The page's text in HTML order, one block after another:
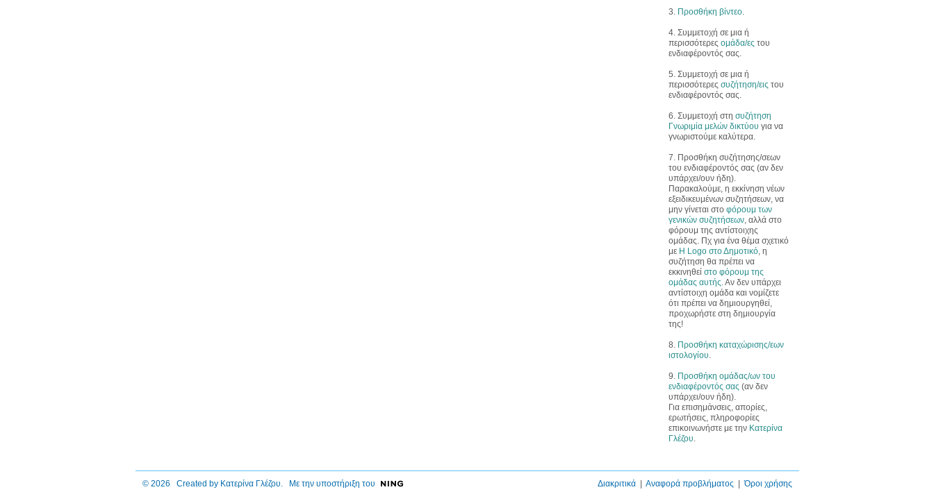
3. Προσθήκη βίντεο.
4. Συμμετοχή σε μια ή
περισσότερες ομάδα/ες του
ενδιαφέροντός σας.
5. Συμμετοχή σε μια ή
περισσότερες συζήτηση/εις του
ενδιαφέροντός σας.
6. Συμμετοχή στη συζήτηση
Γνωριμία μελών δικτύου για να
γνωριστούμε καλύτερα.
7. Προσθήκη συζήτησης/σεων
του ενδιαφέροντός σας (αν δεν
υπάρχει/ουν ήδη).
Παρακαλούμε, η εκκίνηση νέων
εξειδικευμένων συζητήσεων, να
μην γίνεται στο φόρουμ των
γενικών συζητήσεων, αλλά στο
φόρουμ της αντίστοιχης
ομάδας. Πχ για ένα θέμα σχετικό
με Η Logo στο Δημοτικό, η
συζήτηση θα πρέπει να
εκκινηθεί στο φόρουμ της
ομάδας αυτής. Αν δεν υπάρχει
αντίστοιχη ομάδα και νομίζετε
ότι πρέπει να δημιουργηθεί,
προχωρήστε στη δημιουργία
της!
8. Προσθήκη καταχώρισης/εων
ιστολογίου.
9. Προσθήκη ομάδας/ων του
ενδιαφέροντός σας (αν δεν
υπάρχει/ουν ήδη).
Για επισημάνσεις, απορίες,
ερωτήσεις, πληροφορίες
επικοινωνήστε με την Κατερίνα
Γλέζου.
© 2026 Created by Κατερίνα Γλέζου . Με την υποστήριξη του Διακριτικά| Αναφορά προβλήματος |Όροι χρήσης